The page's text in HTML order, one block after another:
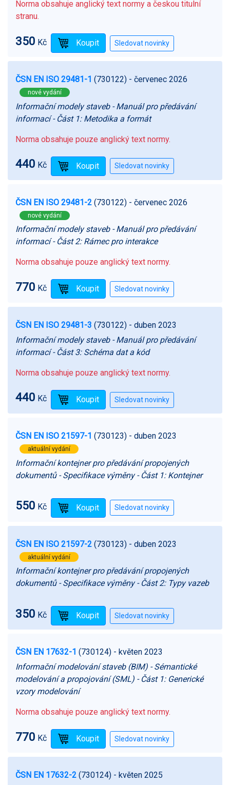
Norma obsahuje anglický text normy a českou titulní
stranu.
350 Kč
ČSN EN ISO 29481-1 (730122) - červenec 2026
nové vydání
Informační modely staveb - Manuál pro předávání
informací - Část 1: Metodika a formát
Norma obsahuje pouze anglický text normy.
440 Kč
ČSN EN ISO 29481-2 (730122) - červenec 2026
nové vydání
Informační modely staveb - Manuál pro předávání
informací - Část 2: Rámec pro interakce
Norma obsahuje pouze anglický text normy.
770 Kč
ČSN EN ISO 29481-3 (730122) - duben 2023
Informační modely staveb - Manuál pro předávání
informací - Část 3: Schéma dat a kód
Norma obsahuje pouze anglický text normy.
440 Kč
ČSN EN ISO 21597-1 (730123) - duben 2023
aktuální vydání
Informační kontejner pro předávání propojených
dokumentů - Specifikace výměny - Část 1: Kontejner
550 Kč
ČSN EN ISO 21597-2 (730123) - duben 2023
aktuální vydání
Informační kontejner pro předávání propojených
dokumentů - Specifikace výměny - Část 2: Typy vazeb
350 Kč
ČSN EN 17632-1 (730124) - květen 2023
Informační modelování staveb (BIM) - Sémantické
modelování a propojování (SML) - Část 1: Generické
vzory modelování
Norma obsahuje pouze anglický text normy.
770 Kč
ČSN EN 17632-2 (730124) - květen 2025